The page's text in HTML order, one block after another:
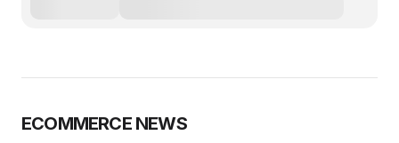
ECOMMERCE NEWS